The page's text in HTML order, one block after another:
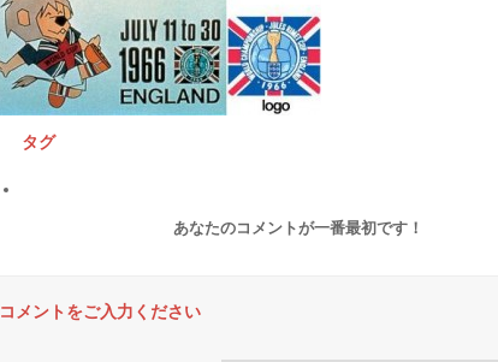
タグ
あなたのコメントが一番最初です！
コメントをご入力ください